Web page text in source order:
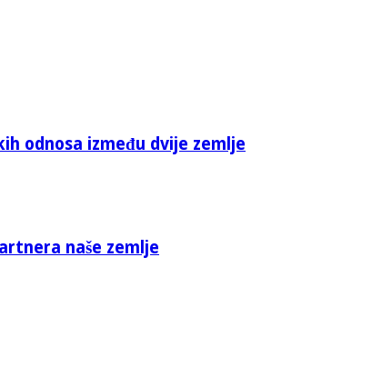
odnosa između dvije zemlje
naše zemlje